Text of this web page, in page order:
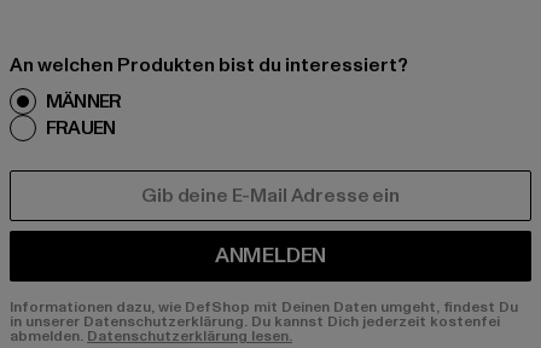
An welchen Produkten bist du interessiert?
MÄNNER
FRAUEN
ANMELDEN
Informationen dazu, wie DefShop mit Deinen Daten umgeht, findest Du
in unserer Datenschutzerklärung. Du kannst Dich jederzeit kostenfei
abmelden. Datenschutzerklärung lesen.